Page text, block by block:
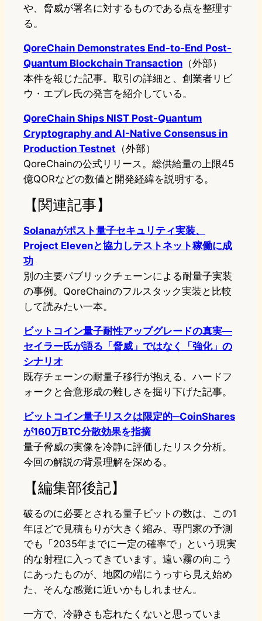
や、脅威が署名に対するものである点を整理す
る。
QoreChain Demonstrates End-to-End Post-
Quantum Blockchain Transaction （外部）
本件を報じた記事。取引の詳細と、創業者リビ
ウ・エプレ氏の発言を紹介している。
QoreChain Ships NIST Post-Quantum
Cryptography and AI-Native Consensus in
Production Testnet （外部）
QoreChainの公式リリース。総供給量の上限45
億QORなどの数値と開発経緯を説明する。
【関連記事】
Solanaがポスト量子セキュリティ実装、
Project Elevenと協力しテストネット稼働に成
功
別の主要パブリックチェーンによる耐量子実装
の事例。QoreChainのフルスタック実装と比較
して読みたい一本。
ビットコイン量子耐性アップグレードの真実—
セイラー氏が語る「脅威」ではなく「強化」の
シナリオ
既存チェーンの耐量子移行が抱える、ハードフ
ォークと合意形成の難しさを掘り下げた記事。
ビットコイン量子リスクは限定的─CoinShares
が160万BTC分散効果を指摘
量子脅威の実像を冷静に評価したリスク分析。
今回の解説の背景理解を深める。
【編集部後記】
破るのに必要とされる量子ビットの数は、この1
年ほどで見積もりが大きく縮み、専門家の予測
でも「2035年までに一定の確率で」という現実
的な射程に入ってきています。遠い霧の向こう
にあったものが、地図の端にうっすら見え始め
た、そんな感覚に近いかもしれません。
一方で、冷静さも忘れたくないと思っていま